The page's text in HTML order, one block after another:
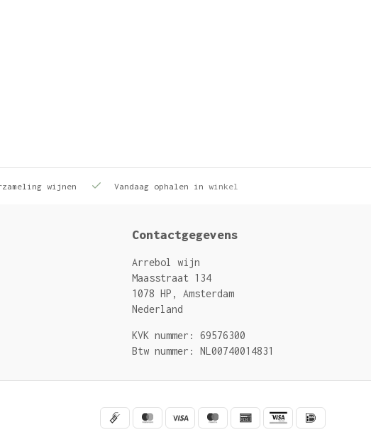
wijnen Vandaag ophalen in winkel
Contactgegevens
Arrebol wijn
Maasstraat 134
1078 HP, Amsterdam
Nederland
KVK nummer: 69576300
Btw nummer: NL00740014831